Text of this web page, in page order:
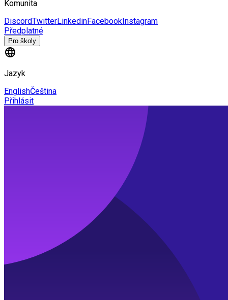
Komunita
DiscordTwitterLinkedinFacebookInstagram
Předplatné
Pro školy
Jazyk
EnglishČeština
Přihlásit